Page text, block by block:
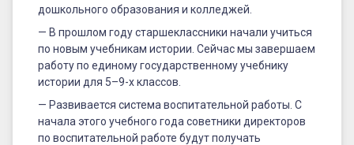
дошкольного образования и колледжей.
— В прошлом году старшеклассники начали учиться
по новым учебникам истории. Сейчас мы завершаем
работу по единому государственному учебнику
истории для 5–9-х классов.
— Развивается система воспитательной работы. С
начала этого учебного года советники директоров
по воспитательной работе будут получать